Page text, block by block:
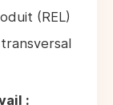
(REL)
: